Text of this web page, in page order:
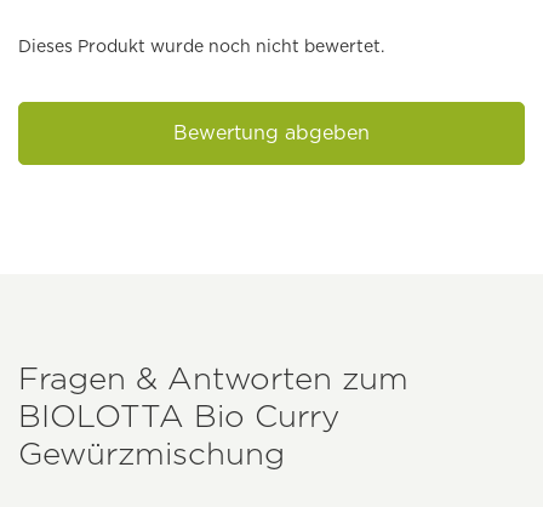
Dieses Produkt wurde noch nicht bewertet.
Bewertung abgeben
Fragen & Antworten zum
BIOLOTTA Bio Curry
Gewürzmischung